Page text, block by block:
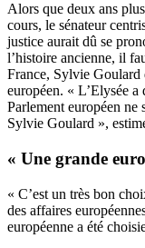
Alors que deux ans
cours, le sénateur
justice aurait dû se
l’histoire ancienne, il
France, Sylvie Goulard
européen. « L’Elysée a
Parlement européen ne
Sylvie Goulard »,
« Une grande
« C’est un très bon
des affaires
européenne a été